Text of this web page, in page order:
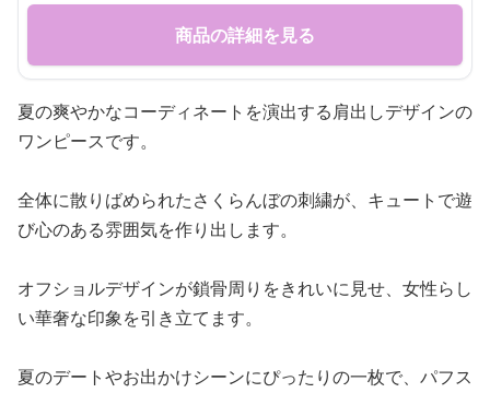
商品の詳細を見る
夏の爽やかなコーディネートを演出する肩出しデザインの
ワンピースです。
全体に散りばめられたさくらんぼの刺繍が、キュートで遊
び心のある雰囲気を作り出します。
オフショルデザインが鎖骨周りをきれいに見せ、女性らし
い華奢な印象を引き立てます。
夏のデートやお出かけシーンにぴったりの一枚で、パフス